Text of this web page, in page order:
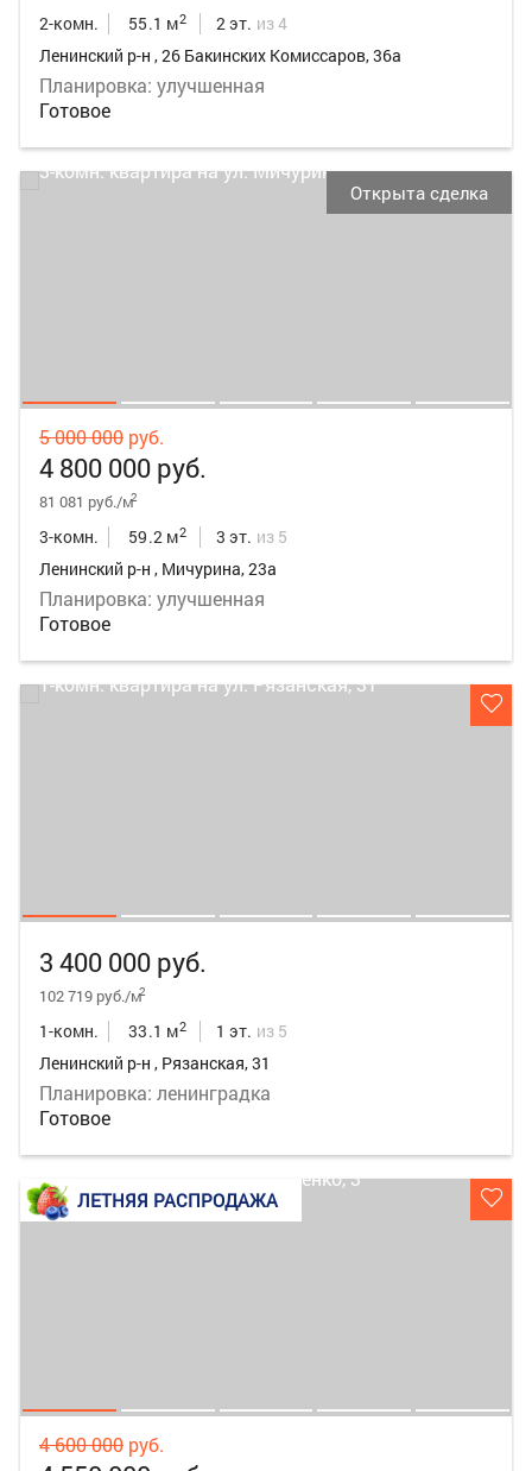
2-комн. 55.1 м2 2 эт. из 4
Ленинский р-н , 26 Бакинских Комиссаров, 36а
Планировка: улучшенная
Готовое
Открыта сделка
5 000 000 руб.
4 800 000 руб.
81 081 руб./м2
3-комн. 59.2 м2 3 эт. из 5
Ленинский р-н , Мичурина, 23а
Планировка: улучшенная
Готовое
3 400 000 руб.
102 719 руб./м2
1-комн. 33.1 м2 1 эт. из 5
Ленинский р-н , Рязанская, 31
Планировка: ленинградка
Готовое
ЛЕТНЯЯ РАСПРОДАЖА
4 600 000 руб.